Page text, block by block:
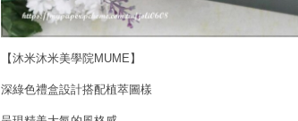
【沐米沐米美學院MUME】
深綠色禮盒設計搭配植萃圖樣